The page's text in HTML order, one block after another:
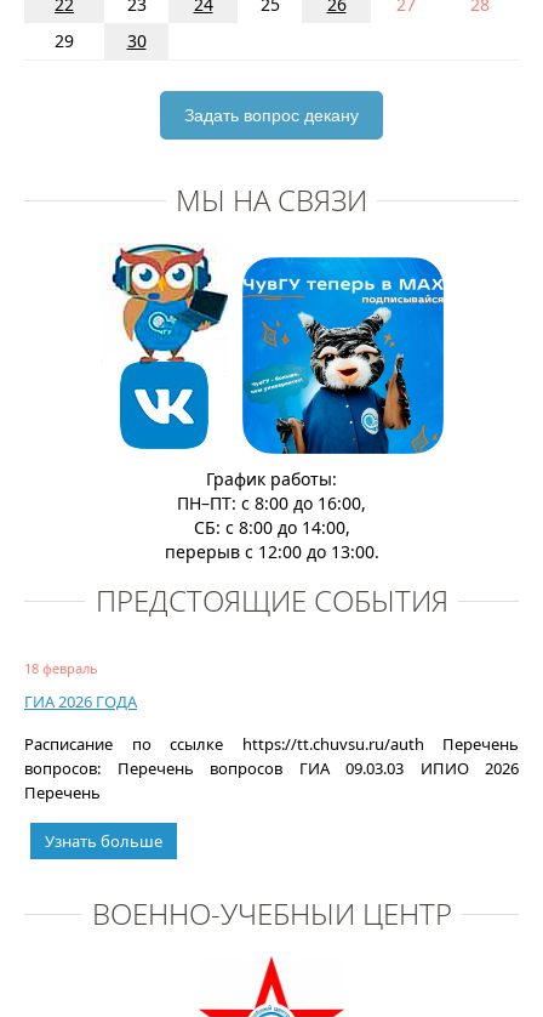
29
30
Задать вопрос декану
МЫ НА СВЯЗИ
График работы:
ПН–ПТ: с 8:00 до 16:00,
СБ: с 8:00 до 14:00,
перерыв с 12:00 до 13:00.
ПРЕДСТОЯЩИЕ СОБЫТИЯ
18 февраль
ГИА 2026 ГОДА
Расписание по ссылке https://tt.chuvsu.ru/auth Перечень
вопросов: Перечень вопросов ГИА 09.03.03 ИПИО 2026
Перечень
Узнать больше
ВОЕННО-УЧЕБНЫЙ ЦЕНТР